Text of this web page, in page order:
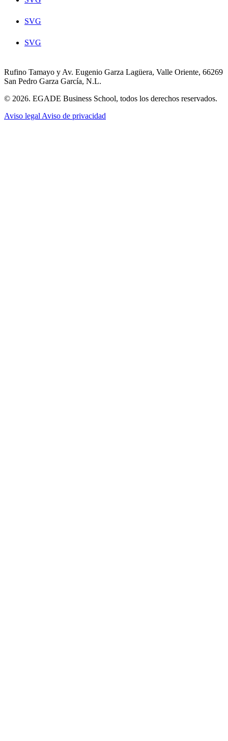
SVG
SVG
Rufino Tamayo y Av. Eugenio Garza Lagüera, Valle Oriente, 66269
San Pedro Garza García, N.L.
© 2026. EGADE Business School, todos los derechos reservados.
Aviso legal Aviso de privacidad